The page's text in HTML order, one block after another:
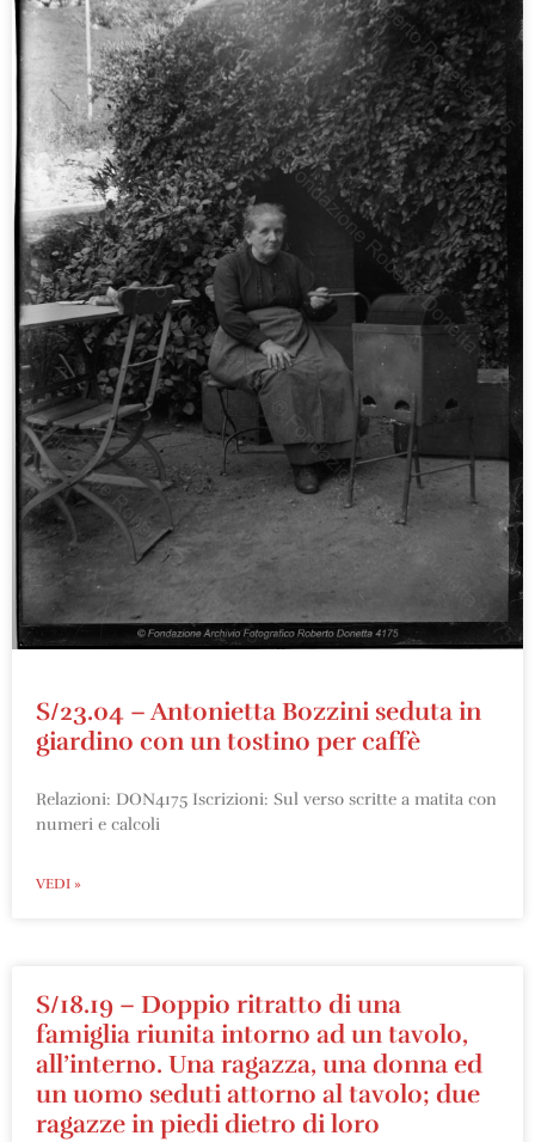
S/23.04 – Antonietta Bozzini seduta in
giardino con un tostino per caffè
Relazioni: DON4175 Iscrizioni: Sul verso scritte a matita con
numeri e calcoli
VEDI »
S/18.19 – Doppio ritratto di una
famiglia riunita intorno ad un tavolo,
all’interno. Una ragazza, una donna ed
un uomo seduti attorno al tavolo; due
ragazze in piedi dietro di loro